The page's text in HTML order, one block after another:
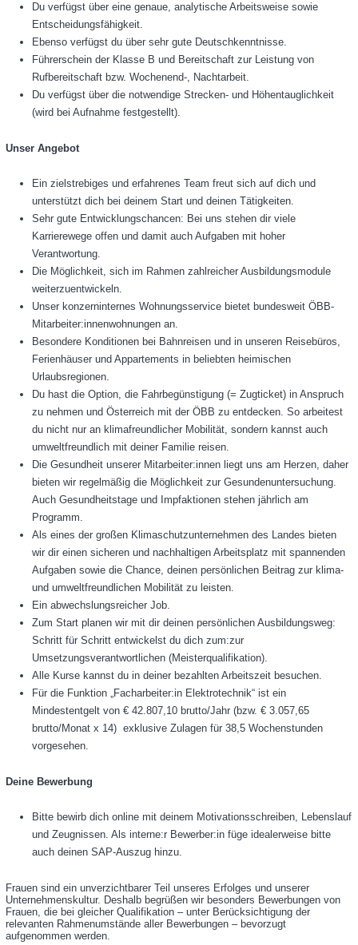
Du verfügst über eine genaue, analytische Arbeitsweise sowie
Entscheidungsfähigkeit.
Ebenso verfügst du über sehr gute Deutschkenntnisse.
Führerschein der Klasse B und Bereitschaft zur Leistung von
Rufbereitschaft bzw. Wochenend-, Nachtarbeit.
Du verfügst über die notwendige Strecken- und Höhentauglichkeit
(wird bei Aufnahme festgestellt).
Unser Angebot
Ein zielstrebiges und erfahrenes Team freut sich auf dich und
unterstützt dich bei deinem Start und deinen Tätigkeiten.
Sehr gute Entwicklungschancen: Bei uns stehen dir viele
Karrierewege offen und damit auch Aufgaben mit hoher
Verantwortung.
Die Möglichkeit, sich im Rahmen zahlreicher Ausbildungsmodule
weiterzuentwickeln.
Unser konzerninternes Wohnungsservice bietet bundesweit ÖBB-
Mitarbeiter:innenwohnungen an.
Besondere Konditionen bei Bahnreisen und in unseren Reisebüros,
Ferienhäuser und Appartements in beliebten heimischen
Urlaubsregionen.
Du hast die Option, die Fahrbegünstigung (= Zugticket) in Anspruch
zu nehmen und Österreich mit der ÖBB zu entdecken. So arbeitest
du nicht nur an klimafreundlicher Mobilität, sondern kannst auch
umweltfreundlich mit deiner Familie reisen.
Die Gesundheit unserer Mitarbeiter:innen liegt uns am Herzen, daher
bieten wir regelmäßig die Möglichkeit zur Gesundenuntersuchung.
Auch Gesundheitstage und Impfaktionen stehen jährlich am
Programm.
Als eines der großen Klimaschutzunternehmen des Landes bieten
wir dir einen sicheren und nachhaltigen Arbeitsplatz mit spannenden
Aufgaben sowie die Chance, deinen persönlichen Beitrag zur klima-
und umweltfreundlichen Mobilität zu leisten.
Ein abwechslungsreicher Job.
Zum Start planen wir mit dir deinen persönlichen Ausbildungsweg:
Schritt für Schritt entwickelst du dich zum:zur
Umsetzungsverantwortlichen (Meisterqualifikation).
Alle Kurse kannst du in deiner bezahlten Arbeitszeit besuchen.
Für die Funktion „Facharbeiter:in Elektrotechnik“ ist ein
Mindestentgelt von € 42.807,10 brutto/Jahr (bzw. € 3.057,65
brutto/Monat x 14) exklusive Zulagen für 38,5 Wochenstunden
vorgesehen.
Deine Bewerbung
Bitte bewirb dich online mit deinem Motivationsschreiben, Lebenslauf
und Zeugnissen. Als interne:r Bewerber:in füge idealerweise bitte
auch deinen SAP-Auszug hinzu.
Frauen sind ein unverzichtbarer Teil unseres Erfolges und unserer
Unternehmenskultur. Deshalb begrüßen wir besonders Bewerbungen von
Frauen, die bei gleicher Qualifikation – unter Berücksichtigung der
relevanten Rahmenumstände aller Bewerbungen – bevorzugt
aufgenommen werden.